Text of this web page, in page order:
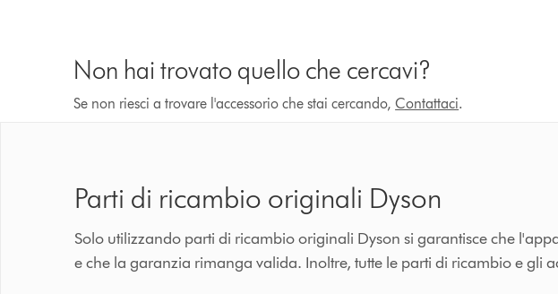
Non hai trovato quello che cercavi?
Se non riesci a trovare l'accessorio che stai cercando,Contattaci.
Parti di ricambio originali Dyson
Solo utilizzando parti di ricambio originali Dyson si garantisce che
e che la garanzia rimanga valida. Inoltre, tutte le parti di ricambio e gli